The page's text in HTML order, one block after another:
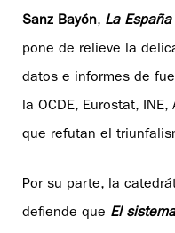
Sanz Bayón, La
pone de relieve la
datos e informes de
la OCDE, Eurostat,
que refutan el
Por su parte, la
defiende que El